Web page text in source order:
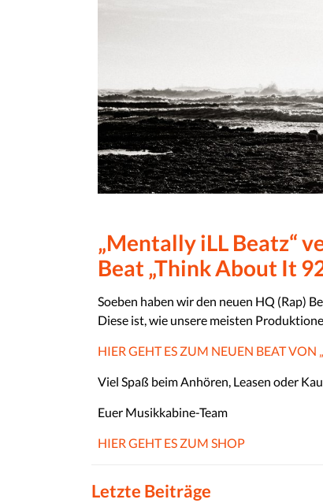
„Mentally iLL Beatz“
Beat „Think About It
Soeben haben wir den neuen HQ (Rap)
Diese ist, wie unsere meisten
HIER GEHT ES ZUM NEUEN BEAT VON „
Viel Spaß beim Anhören, Leasen oder
Euer Musikkabine-Team
HIER GEHT ES ZUM SHOP
Letzte Beiträge